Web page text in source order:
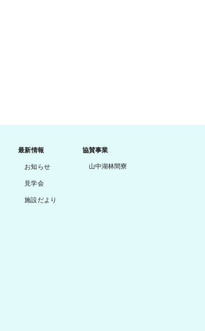
最新情報
お知らせ
見学会
施設だより
協賛事業
山中湖林間寮